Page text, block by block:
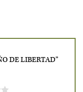
DE LIBERTAD”